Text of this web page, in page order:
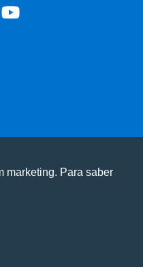
marketing. Para saber